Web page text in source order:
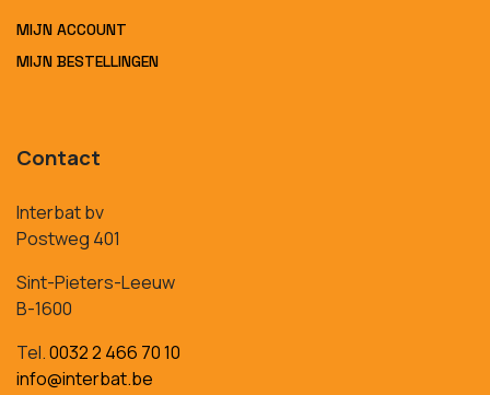
MIJN ACCOUNT
MIJN BESTELLINGEN
Contact
Interbat bv
Postweg 401
Sint-Pieters-Leeuw
B-1600
Tel.0032 2 466 70 10
info@interbat.be